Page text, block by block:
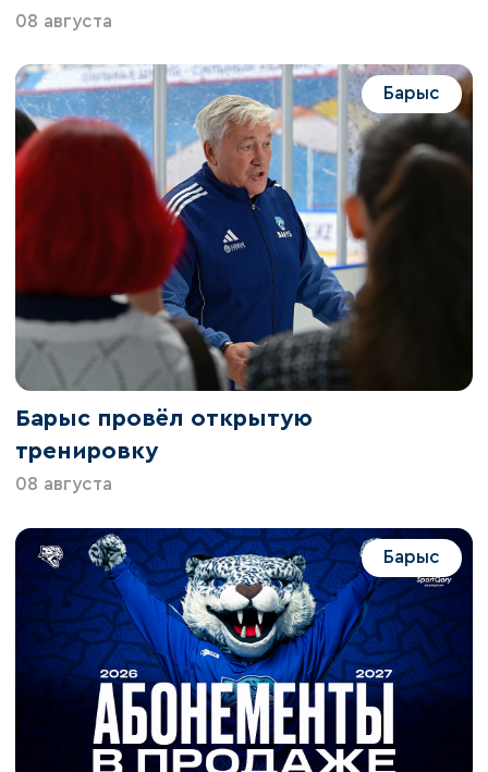
08 августа
Барыс
Барыс провёл открытую
тренировку
08 августа
Барыс